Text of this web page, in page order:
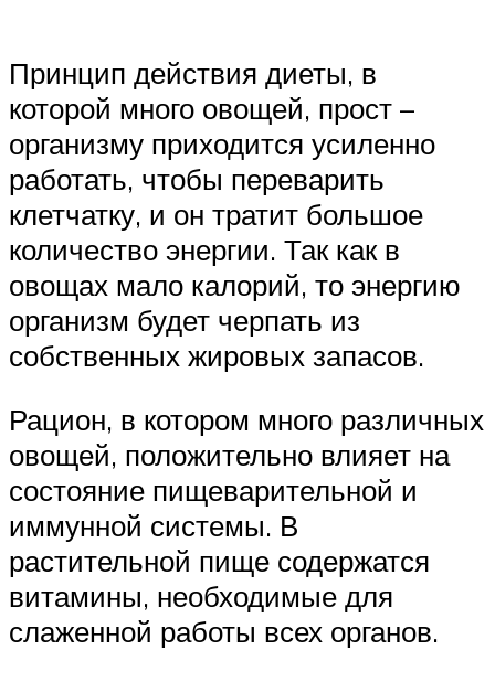
Принцип действия диеты, в
которой много овощей, прост –
организму приходится усиленно
работать, чтобы переварить
клетчатку, и он тратит большое
количество энергии. Так как в
овощах мало калорий, то энергию
организм будет черпать из
собственных жировых запасов.
Рацион, в котором много различных
овощей, положительно влияет на
состояние пищеварительной и
иммунной системы. В
растительной пище содержатся
витамины, необходимые для
слаженной работы всех органов.